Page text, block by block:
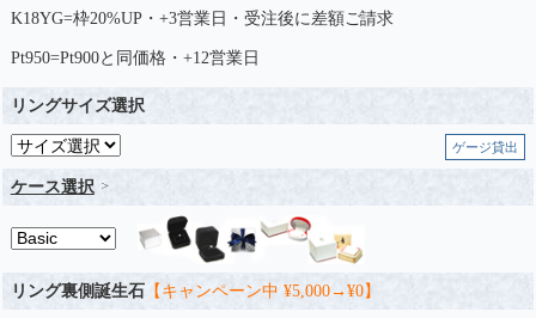
K18YG=枠20%UP・+3営業日・受注後に差額ご請求
Pt950=Pt900と同価格・+12営業日
リングサイズ選択
ゲージ貸出
ケース選択
リング裏側誕生石【キャンペーン中 ¥5,000→¥0】